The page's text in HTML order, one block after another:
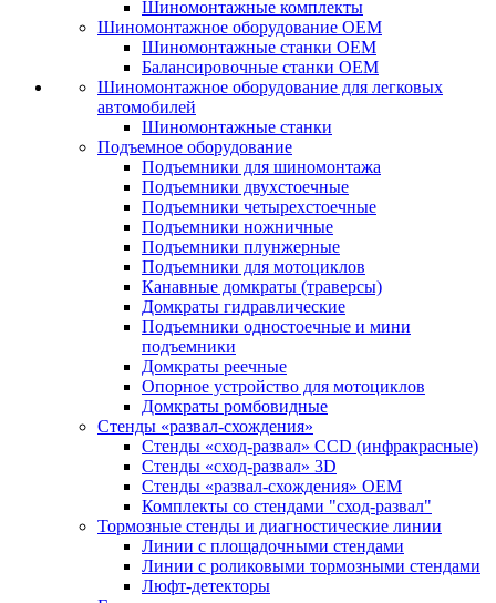
Шиномонтажные комплекты
Шиномонтажное оборудование ОЕМ
Шиномонтажные станки ОЕМ
Балансировочные станки ОЕМ
Шиномонтажное оборудование для легковых
автомобилей
Шиномонтажные станки
Подъемное оборудование
Подъемники для шиномонтажа
Подъемники двухстоечные
Подъемники четырехстоечные
Подъемники ножничные
Подъемники плунжерные
Подъемники для мотоциклов
Канавные домкраты (траверсы)
Домкраты гидравлические
Подъемники одностоечные и мини
подъемники
Домкраты реечные
Опорное устройство для мотоциклов
Домкраты ромбовидные
Стенды «развал-схождения»
Стенды «сход-развал» CCD (инфракрасные)
Стенды «сход-развал» 3D
Стенды «развал-схождения» ОЕМ
Комплекты со стендами "сход-развал"
Тормозные стенды и диагностические линии
Линии с площадочными стендами
Линии с роликовыми тормозными стендами
Люфт-детекторы